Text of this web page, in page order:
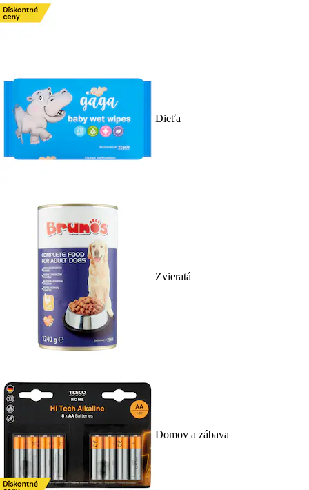
Dieťa
Zvieratá
Domov a zábava